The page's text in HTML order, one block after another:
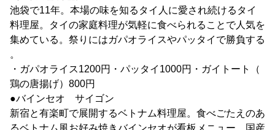
池袋で11年。本場の味を知るタイ人に愛され続けるタイ
料理屋。タイの家庭料理が気軽に食べられることで人気を
集めている。祭りにはガパオライスやパッタイで勝負する
。
・ガパオライス1200円・パッタイ1000円・ガイトート（
鶏の唐揚げ）800円
●バインセオ サイゴン
新宿と有楽町で展開するベトナム料理屋。食べごたえのあ
るベトナム風お好み焼きバインセオが看板メニュー、国産